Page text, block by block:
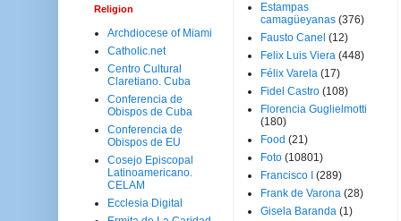
Religion
Archdiocese of Miami
Catholic.net
Centro Cultural
Claretiano. Cuba
Conferencia de
Obispos de Cuba
Conferencia de
Obispos de EU
Cosejo Episcopal
Latinoamericano.
CELAM
Ecclesia Digital
Estampas
camagüeyanas (376)
Fausto Canel (12)
Felix Luis Viera (448)
Félix Varela (17)
Fidel Castro (108)
Florencia Guglielmotti
(180)
Food (21)
Foto (10801)
Francisco I
(289)
Frank de Varona (28)
Gisela Baranda (1)